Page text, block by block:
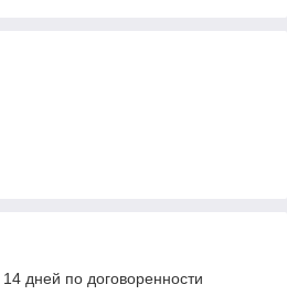
дней по договоренности